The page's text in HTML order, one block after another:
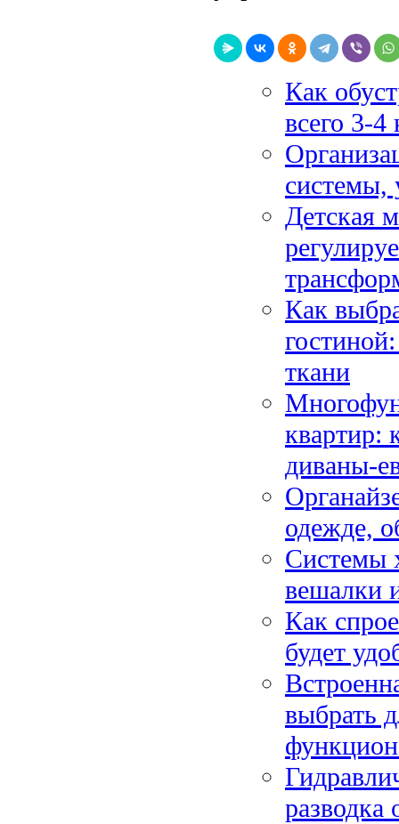
Как
всего 3-4
системы,
Детская
Как
ткани
квартир:
диваны-
одежде,
Системы
вешалки
Как
будет
выбрать